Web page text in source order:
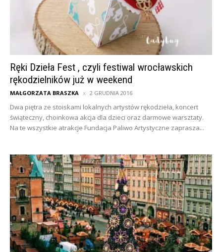
Ręki Dzieła Fest , czyli festiwal wrocławskich
rękodzielników już w weekend
MAŁGORZATA BRASZKA 2 GRUDNIA 2016
Dwa piętra ze stoiskami lokalnych artystów rękodzieła, koncert
świąteczny, choinkowa akcja dla dzieci oraz darmowe warsztaty.
Na te wszystkie atrakcje Fundacja Paliwo Artystyczne zaprasza...